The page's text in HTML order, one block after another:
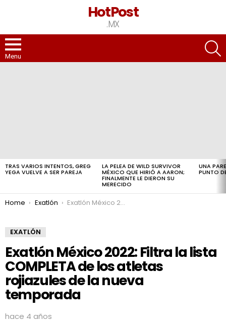
HotPost
.MX
Menu
TRAS VARIOS INTENTOS, GREG
YEGA VUELVE A SER PAREJA
LA PELEA DE WILD SURVIVOR
MÉXICO QUE HIRIÓ A AARON;
FINALMENTE LE DIERON SU
MERECIDO
UNA
PUNTO
You are here:
Home Exatlón Exatlón México 2022: Filtra la lista COMPLETA de los atletas rojiazules de la nueva temporada
EXATLÓN
Exatlón México 2022: Filtra la lista
COMPLETA de los atletas
rojiazules de la nueva
temporada
hace 4 años